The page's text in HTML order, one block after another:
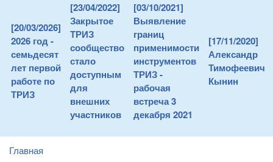
[20/03/2026]
2026 год -
семьдесят
лет первой
работе по
ТРИЗ
[23/04/2022]
Закрытое
ТРИЗ
сообщество
стало
доступным
для
внешних
участников
[03/10/2021]
Выявление
границ
применимости
инструментов
ТРИЗ -
рабочая
встреча 3
декабря 2021
[17/11/2020]
Александр
Тимофеевич
Кынин
Главная